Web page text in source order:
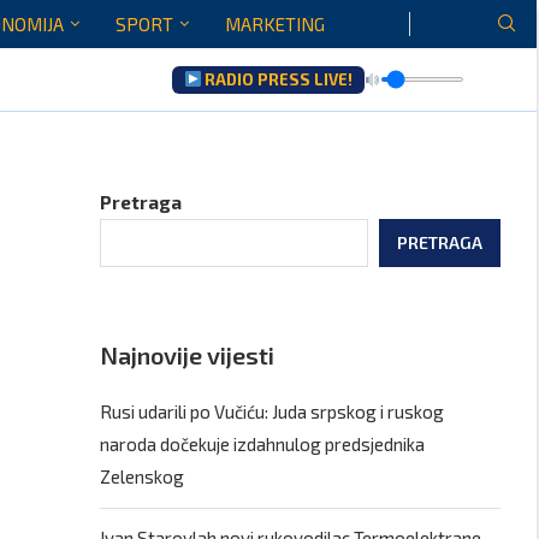
SPORT MARKETING
saradnje govoriće...
RADIO PRESS LIVE!
Pretraga
PRETRAGA
Najnovije vijesti
Rusi udarili po Vučiću: Juda srpskog i ruskog
naroda dočekuje izdahnulog predsjednika
Zelenskog